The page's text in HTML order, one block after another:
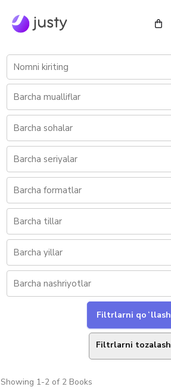
Filtrlarni tozalash
Showing 1-2 of 2 Books